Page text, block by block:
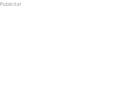
Publicitat